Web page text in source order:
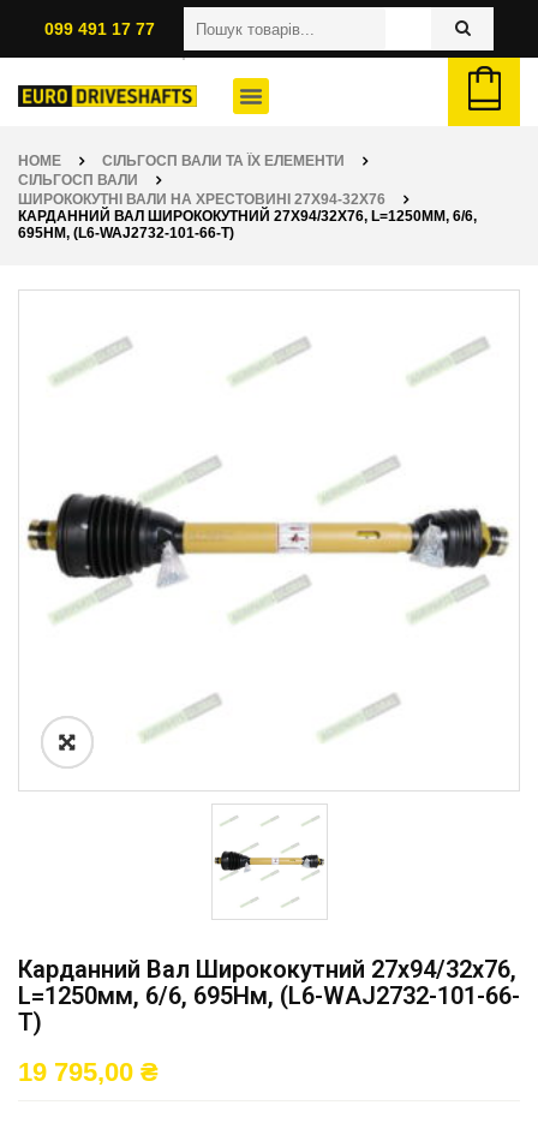
099 491 17 77
HOME
СІЛЬГОСП ВАЛИ ТА ЇХ ЕЛЕМЕНТИ
СІЛЬГОСП ВАЛИ
ШИРОКОКУТНІ ВАЛИ НА ХРЕСТОВИНІ 27Х94-32Х76
КАРДАННИЙ ВАЛ ШИРОКОКУТНИЙ 27Х94/32Х76, L=1250ММ, 6/6,
695НМ, (L6-WAJ2732-101-66-T)
Карданний Вал Ширококутний 27х94/32х76,
L=1250мм, 6/6, 695Нм, (L6-WAJ2732-101-66-
T)
19 795,00 ₴